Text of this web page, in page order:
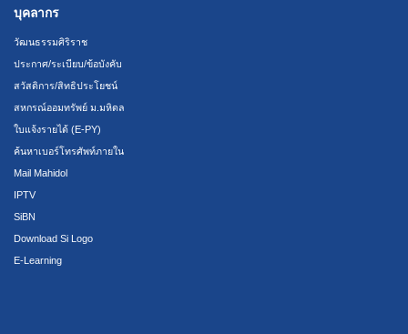
บุคลากร
วัฒนธรรมศิริราช
ประกาศ/ระเบียบ/ข้อบังคับ
สวัสดิการ/สิทธิประโยชน์
สหกรณ์ออมทรัพย์ ม.มหิดล
ใบแจ้งรายได้ (E-PY)
ค้นหาเบอร์โทรศัพท์ภายใน
Mail Mahidol
IPTV
SiBN
Download Si Logo
E-Learning